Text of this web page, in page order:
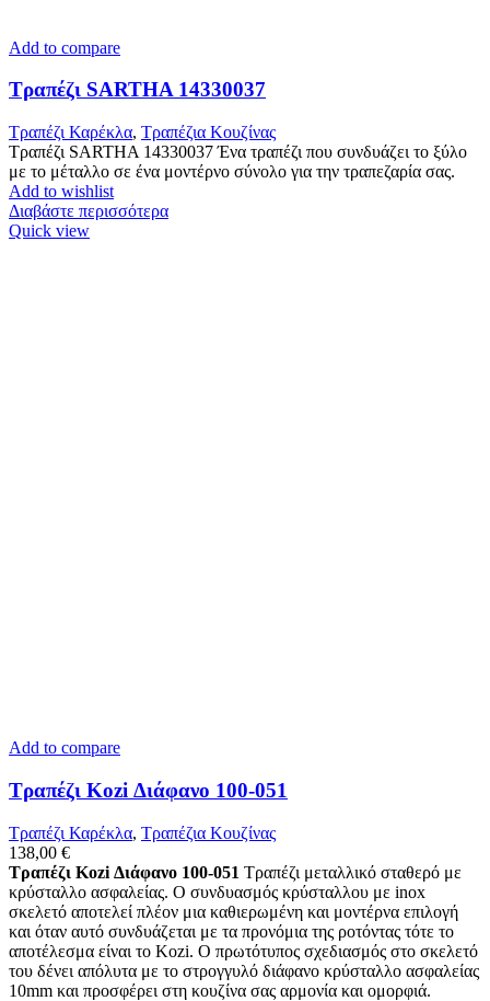
Add to compare
Τραπέζι SARTHA 14330037
Τραπέζι Καρέκλα, Tραπέζια Κουζίνας
Τραπέζι SARTHA 14330037 Ένα τραπέζι που συνδυάζει το ξύλο
με το μέταλλο σε ένα μοντέρνο σύνολο για την τραπεζαρία σας.
Add to wishlist
Διαβάστε περισσότερα
Quick view
Add to compare
Τραπέζι Kozi Διάφανο 100-051
Τραπέζι Καρέκλα, Tραπέζια Κουζίνας
138,00 €
Τραπέζι Kozi Διάφανο 100-051 Τραπέζι μεταλλικό σταθερό με
κρύσταλλο ασφαλείας. Ο συνδυασμός κρύσταλλου με inox
σκελετό αποτελεί πλέον μια καθιερωμένη και μοντέρνα επιλογή
και όταν αυτό συνδυάζεται με τα προνόμια της ροτόντας τότε το
αποτέλεσμα είναι το Κozi. Ο πρωτότυπος σχεδιασμός στο σκελετό
του δένει απόλυτα με το στρογγυλό διάφανο κρύσταλλο ασφαλείας
10mm και προσφέρει στη κουζίνα σας αρμονία και ομορφιά.